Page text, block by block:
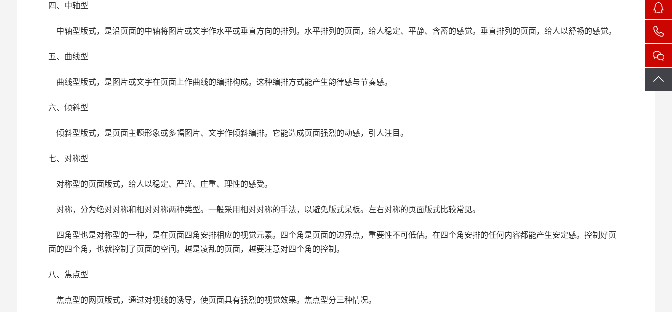
四、中轴型
中轴型版式，是沿页面的中轴将图片或文字作水平或垂直方向的排列。水平排列的页面，给人稳定、平静、含蓄的感觉。垂直排列的页面，给人以舒畅的感觉。
五、曲线型
曲线型版式，是图片或文字在页面上作曲线的编排构成。这种编排方式能产生韵律感与节奏感。
六、倾斜型
倾斜型版式，是页面主题形象或多幅图片、文字作倾斜编排。它能造成页面强烈的动感，引人注目。
七、对称型
对称型的页面版式，给人以稳定、严谨、庄重、理性的感受。
对称，分为绝对对称和相对对称两种类型。一般采用相对对称的手法，以避免版式呆板。左右对称的页面版式比较常见。
四角型也是对称型的一种，是在页面四角安排相应的视觉元素。四个角是页面的边界点，重要性不可低估。在四个角安排的任何内容都能产生安定感。控制好页
面的四个角，也就控制了页面的空间。越是凌乱的页面，越要注意对四个角的控制。
八、焦点型
焦点型的网页版式，通过对视线的诱导，使页面具有强烈的视觉效果。焦点型分三种情况。